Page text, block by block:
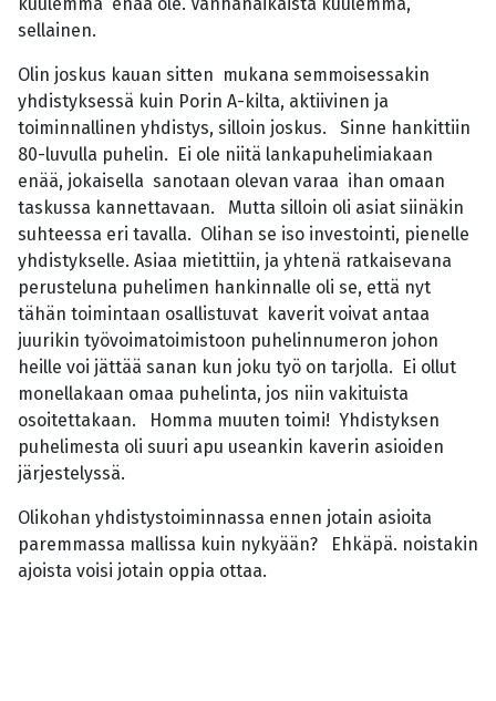
sellainen.
Olin joskus kauan sitten mukana semmoisessakin
yhdistyksessä kuin Porin A-kilta, aktiivinen ja
toiminnallinen yhdistys, silloin joskus. Sinne hankittiin
80-luvulla puhelin. Ei ole niitä lankapuhelimiakaan
enää, jokaisella sanotaan olevan varaa ihan omaan
taskussa kannettavaan. Mutta silloin oli asiat siinäkin
suhteessa eri tavalla. Olihan se iso investointi, pienelle
yhdistykselle. Asiaa mietittiin, ja yhtenä ratkaisevana
perusteluna puhelimen hankinnalle oli se, että nyt
tähän toimintaan osallistuvat kaverit voivat antaa
juurikin työvoimatoimistoon puhelinnumeron johon
heille voi jättää sanan kun joku työ on tarjolla. Ei ollut
monellakaan omaa puhelinta, jos niin vakituista
osoitettakaan. Homma muuten toimi! Yhdistyksen
puhelimesta oli suuri apu useankin kaverin asioiden
järjestelyssä.
Olikohan yhdistystoiminnassa ennen jotain asioita
paremmassa mallissa kuin nykyään? Ehkäpä. noistakin
ajoista voisi jotain oppia ottaa.